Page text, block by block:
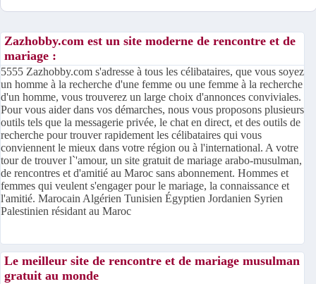
Zazhobby.com est un site moderne de rencontre et de
mariage :
5555 Zazhobby.com s'adresse à tous les célibataires, que vous soyez
un homme à la recherche d'une femme ou une femme à la recherche
d'un homme, vous trouverez un large choix d'annonces conviviales.
Pour vous aider dans vos démarches, nous vous proposons plusieurs
outils tels que la messagerie privée, le chat en direct, et des outils de
recherche pour trouver rapidement les célibataires qui vous
conviennent le mieux dans votre région ou à l'international. A votre
tour de trouver l`'amour, un site gratuit de mariage arabo-musulman,
de rencontres et d'amitié au Maroc sans abonnement. Hommes et
femmes qui veulent s'engager pour le mariage, la connaissance et
l'amitié. Marocain Algérien Tunisien Égyptien Jordanien Syrien
Palestinien résidant au Maroc
Le meilleur site de rencontre et de mariage musulman
gratuit au monde